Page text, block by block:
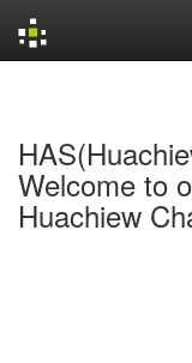
Welcome to
Huachiew